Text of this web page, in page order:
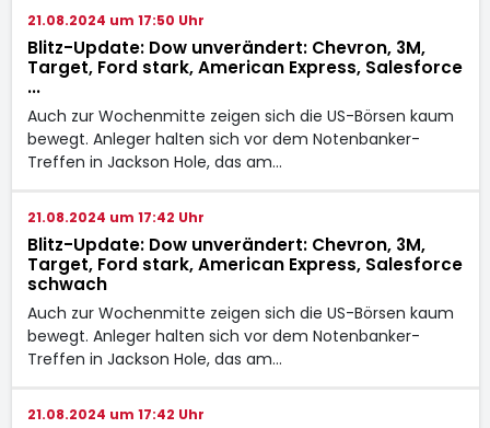
21.08.2024 um 17:50 Uhr
Blitz-Update: Dow unverändert: Chevron, 3M,
Target, Ford stark, American Express, Salesforce
...
Auch zur Wochenmitte zeigen sich die US-Börsen kaum
bewegt. Anleger halten sich vor dem Notenbanker-
Treffen in Jackson Hole, das am…
21.08.2024 um 17:42 Uhr
Blitz-Update: Dow unverändert: Chevron, 3M,
Target, Ford stark, American Express, Salesforce
schwach
Auch zur Wochenmitte zeigen sich die US-Börsen kaum
bewegt. Anleger halten sich vor dem Notenbanker-
Treffen in Jackson Hole, das am…
21.08.2024 um 17:42 Uhr